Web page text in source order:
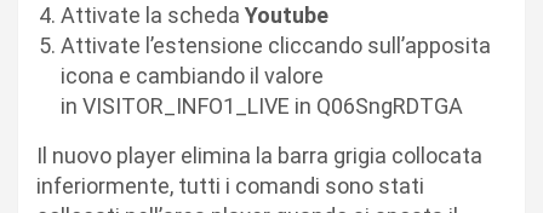
Attivate la scheda Youtube
Attivate l’estensione cliccando sull’apposita
icona e cambiando il valore
in VISITOR_INFO1_LIVE in Q06SngRDTGA
Il nuovo player elimina la barra grigia collocata
inferiormente, tutti i comandi sono stati